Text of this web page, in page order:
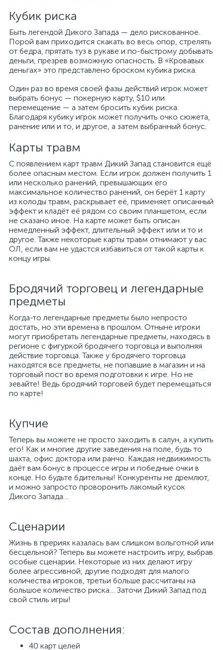
Кубик риска
Быть легендой Дикого Запада — дело рискованное.
Порой вам приходится скакать во весь опор, стрелять
от бедра, прятать туз в рукаве и по-быстрому добывать
деньги, презрев возможную опасность. В «Кровавых
деньгах» это представлено броском кубика риска.
Один раз во время своей фазы действий игрок может
выбрать бонус — покерную карту, $10 или
перемещение — а затем бросить кубик риска.
Благодаря кубику игрок может получить очко сюжета,
ранение или и то, и другое, а затем выбранный бонус.
Карты травм
С появлением карт травм Дикий Запад становится ещё
более опасным местом. Если игрок должен получить 1
или несколько ранений, превышающих его
максимальное количество ранений, он берёт 1 карту
из колоды травм, раскрывает её, применяет описанный
эффект и кладёт её рядом со своим планшетом, если
не сказано иное. На карте может быть описан
немедленный эффект, длительный эффект или и то и
другое. Также некоторые карты травм отнимают у вас
ОЛ, если вам не удастся избавиться от такой карты к
концу игры.
Бродячий торговец и легендарные
предметы
Когда-то легендарные предметы было непросто
достать, но эти времена в прошлом. Отныне игроки
могут приобретать легендарные предметы, находясь в
регионе с фигуркой бродячего торговца и выполняя
действие торговца. Также у бродячего торговца
находятся все предметы, не попавшие в магазин и на
торговый пост во время подготовки к игре. Но не
зевайте! Ведь бродячий торговей будет перемещаться
по карте!
Купчие
Теперь вы можете не просто заходить в салун, а купить
его! Как и многие другие заведения на поле, будь то
шахта, офис доктора или ранчо. Каждая недвижимость
даёт вам бонус в процессе игры и победные очки в
конце. Но будьте бдительны! Конкуренты не дремлют,
и можно запросто проворонить лакомый кусок
Дикого Запада…
Сценарии
Жизнь в прериях казалась вам слишком вольготной или
бесцельной? Теперь вы можете настроить игру, выбрав
особые сценарии. Некоторые из них делают игру
более агрессивной, другие подходят для малого
количества игроков, третьи больше рассчитаны на
большое количество риска… Заточи Дикий Запад под
свой стиль игры!
Состав дополнения:
40 карт целей